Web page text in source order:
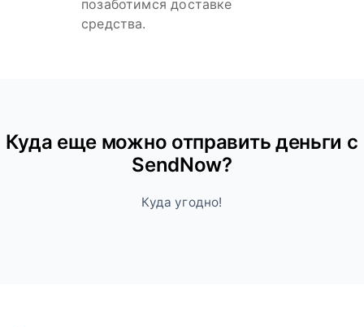
позаботимся доставке
средства.
Куда ещe можно отправить деньги с
SendNow?
Куда угодно!